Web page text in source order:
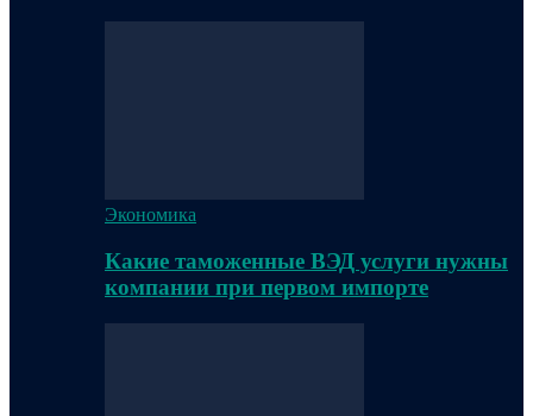
Экономика
Какие таможенные ВЭД услуги нужны
компании при первом импорте